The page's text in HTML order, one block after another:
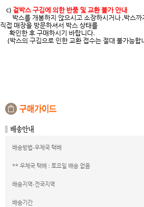
c) 겉박스 구김에 의한 반품 및 교환 불가 안내
박스를 개봉하지 않으시고 소장하시거나 ,박스까
직접 매장을 방문하셔서 박스 상태를
확인한 후 구매하시기 바랍니다.
(박스의 구김으로 인한 교환 접수는 절대 불가능합
배송방법-우체국 택배
** 우체국 택배 : 토요일 배송 없음
배송지역-전국지역
배송기간